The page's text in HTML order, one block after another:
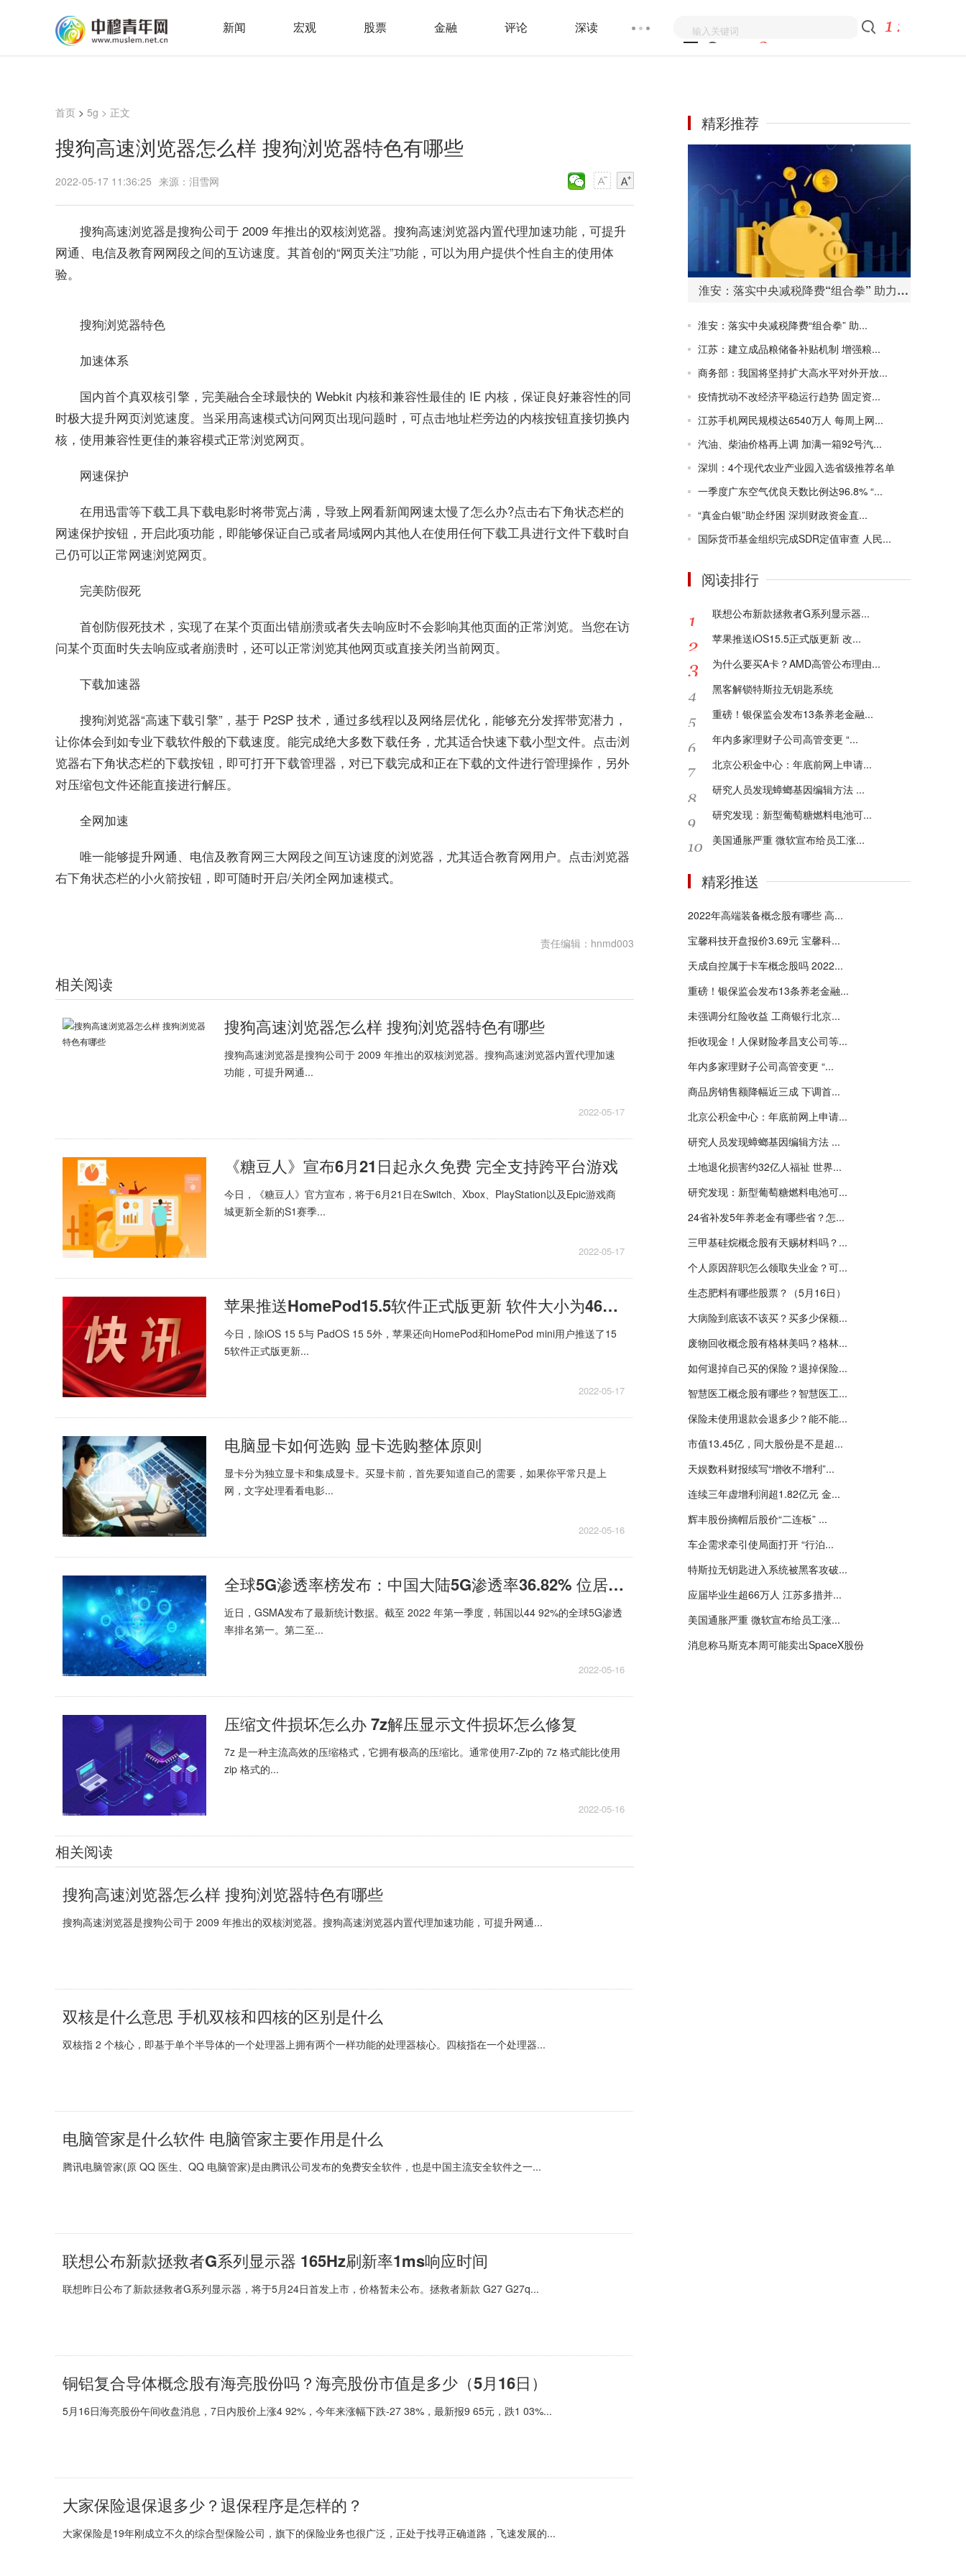
新闻 宏观 股票 金融 评论 深读
首页 > 5g > 正文
搜狗高速浏览器怎么样 搜狗浏览器特色有哪些
2022-05-17 11:36:25 来源：泪雪网
搜狗高速浏览器是搜狗公司于 2009 年推出的双核浏览器。搜狗高速浏览器内置代理加速功能，可提升
网通、电信及教育网网段之间的互访速度。其首创的“网页关注”功能，可以为用户提供个性自主的使用体
验。
搜狗浏览器特色
加速体系
国内首个真双核引擎，完美融合全球最快的 Webkit 内核和兼容性最佳的 IE 内核，保证良好兼容性的同
时极大提升网页浏览速度。当采用高速模式访问网页出现问题时，可点击地址栏旁边的内核按钮直接切换内
核，使用兼容性更佳的兼容模式正常浏览网页。
网速保护
在用迅雷等下载工具下载电影时将带宽占满，导致上网看新闻网速太慢了怎么办?点击右下角状态栏的
网速保护按钮，开启此项功能，即能够保证自己或者局域网内其他人在使用任何下载工具进行文件下载时自
己仍可以正常网速浏览网页。
完美防假死
首创防假死技术，实现了在某个页面出错崩溃或者失去响应时不会影响其他页面的正常浏览。当您在访
问某个页面时失去响应或者崩溃时，还可以正常浏览其他网页或直接关闭当前网页。
下载加速器
搜狗浏览器“高速下载引擎”，基于 P2SP 技术，通过多线程以及网络层优化，能够充分发挥带宽潜力，
让你体会到如专业下载软件般的下载速度。能完成绝大多数下载任务，尤其适合快速下载小型文件。点击浏
览器右下角状态栏的下载按钮，即可打开下载管理器，对已下载完成和正在下载的文件进行管理操作，另外
对压缩包文件还能直接进行解压。
全网加速
唯一能够提升网通、电信及教育网三大网段之间互访速度的浏览器，尤其适合教育网用户。点击浏览器
右下角状态栏的小火箭按钮，即可随时开启/关闭全网加速模式。
责任编辑：hnmd003
相关阅读
搜狗高速浏览器怎么样 搜狗浏览器特色有哪些
搜狗高速浏览器是搜狗公司于 2009 年推出的双核浏览器。搜狗高速浏览器内置代理加速
功能，可提升网通...
2022-05-17
《糖豆人》宣布6月21日起永久免费 完全支持跨平台游戏
今日，《糖豆人》官方宣布，将于6月21日在Switch、Xbox、PlayStation以及Epic游戏商
城更新全新的S1赛季...
2022-05-17
苹果推送HomePod15.5软件正式版更新 软件大小为467.7MB
今日，除iOS 15 5与 PadOS 15 5外，苹果还向HomePod和HomePod mini用户推送了15
5软件正式版更新...
2022-05-17
电脑显卡如何选购 显卡选购整体原则
显卡分为独立显卡和集成显卡。买显卡前，首先要知道自己的需要，如果你平常只是上
网，文字处理看看电影...
2022-05-16
全球5G渗透率榜发布：中国大陆5G渗透率36.82% 位居世界第二
近日，GSMA发布了最新统计数据。截至 2022 年第一季度，韩国以44 92%的全球5G渗透
率排名第一。第二至...
2022-05-16
压缩文件损坏怎么办 7z解压显示文件损坏怎么修复
7z 是一种主流高效的压缩格式，它拥有极高的压缩比。通常使用7-Zip的 7z 格式能比使用
zip 格式的...
2022-05-16
相关阅读
搜狗高速浏览器怎么样 搜狗浏览器特色有哪些
搜狗高速浏览器是搜狗公司于 2009 年推出的双核浏览器。搜狗高速浏览器内置代理加速功能，可提升网通...
双核是什么意思 手机双核和四核的区别是什么
双核指 2 个核心，即基于单个半导体的一个处理器上拥有两个一样功能的处理器核心。四核指在一个处理器...
电脑管家是什么软件 电脑管家主要作用是什么
腾讯电脑管家(原 QQ 医生、QQ 电脑管家)是由腾讯公司发布的免费安全软件，也是中国主流安全软件之一...
联想公布新款拯救者G系列显示器 165Hz刷新率1ms响应时间
联想昨日公布了新款拯救者G系列显示器，将于5月24日首发上市，价格暂未公布。拯救者新款 G27 G27q...
铜铝复合导体概念股有海亮股份吗？海亮股份市值是多少（5月16日）
5月16日海亮股份午间收盘消息，7日内股价上涨4 92%，今年来涨幅下跌-27 38%，最新报9 65元，跌1 03%...
大家保险退保退多少？退保程序是怎样的？
大家保险是19年刚成立不久的综合型保险公司，旗下的保险业务也很广泛，正处于找寻正确道路，飞速发展的...
精彩推荐
淮安：落实中央减税降费“组合拳” 助力企业稳步复苏
淮安：落实中央减税降费“组合拳” 助...
江苏：建立成品粮储备补贴机制 增强粮...
商务部：我国将坚持扩大高水平对外开放...
疫情扰动不改经济平稳运行趋势 固定资...
江苏手机网民规模达6540万人 每周上网...
汽油、柴油价格再上调 加满一箱92号汽...
深圳：4个现代农业产业园入选省级推荐名单
一季度广东空气优良天数比例达96.8% “...
“真金白银”助企纾困 深圳财政资金直...
国际货币基金组织完成SDR定值审查 人民...
阅读排行
联想公布新款拯救者G系列显示器...
苹果推送iOS15.5正式版更新 改...
为什么要买A卡？AMD高管公布理由...
黑客解锁特斯拉无钥匙系统
重磅！银保监会发布13条养老金融...
年内多家理财子公司高管变更 “...
北京公积金中心：年底前网上申请...
研究人员发现蟑螂基因编辑方法 ...
研究发现：新型葡萄糖燃料电池可...
美国通胀严重 微软宣布给员工涨...
精彩推送
2022年高端装备概念股有哪些 高...
宝馨科技开盘报价3.69元 宝馨科...
天成自控属于卡车概念股吗 2022...
重磅！银保监会发布13条养老金融...
未强调分红险收益 工商银行北京...
拒收现金！人保财险孝昌支公司等...
年内多家理财子公司高管变更 “...
商品房销售额降幅近三成 下调首...
北京公积金中心：年底前网上申请...
研究人员发现蟑螂基因编辑方法 ...
土地退化损害约32亿人福祉 世界...
研究发现：新型葡萄糖燃料电池可...
24省补发5年养老金有哪些省？怎...
三甲基硅烷概念股有天赐材料吗？...
个人原因辞职怎么领取失业金？可...
生态肥料有哪些股票？（5月16日）
大病险到底该不该买？买多少保额...
废物回收概念股有格林美吗？格林...
如何退掉自己买的保险？退掉保险...
智慧医工概念股有哪些？智慧医工...
保险未使用退款会退多少？能不能...
市值13.45亿，同大股份是不是超...
天娱数科财报续写“增收不增利”...
连续三年虚增利润超1.82亿元 金...
辉丰股份摘帽后股价“二连板” ...
车企需求牵引使局面打开 “行泊...
特斯拉无钥匙进入系统被黑客攻破...
应届毕业生超66万人 江苏多措并...
美国通胀严重 微软宣布给员工涨...
消息称马斯克本周可能卖出SpaceX股份